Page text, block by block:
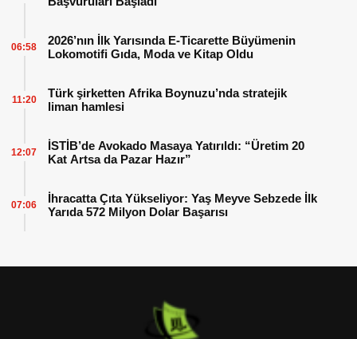
2026’nın İlk Yarısında E-Ticarette Büyümenin
Lokomotifi Gıda, Moda ve Kitap Oldu
06:58
Türk şirketten Afrika Boynuzu’nda stratejik
liman hamlesi
11:20
İSTİB’de Avokado Masaya Yatırıldı: “Üretim 20
Kat Artsa da Pazar Hazır”
12:07
İhracatta Çıta Yükseliyor: Yaş Meyve Sebzede İlk
Yarıda 572 Milyon Dolar Başarısı
07:06